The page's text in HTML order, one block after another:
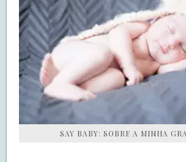
SAY BABY: SOBRE A MINHA